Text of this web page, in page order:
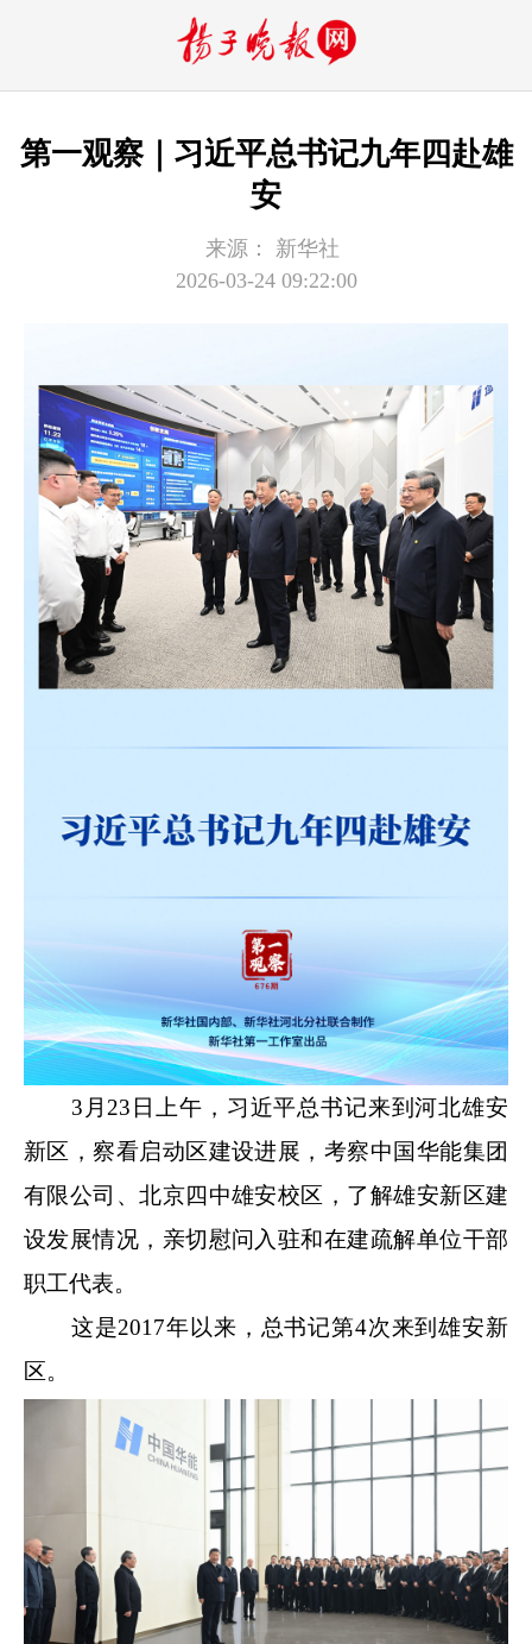
第一观察｜习近平总书记九年四赴雄
安
来源：
新华社
2026-03-24 09:22:00
3月23日上午，习近平总书记来到河北雄安
新区，察看启动区建设进展，考察中国华能集团
有限公司、北京四中雄安校区，了解雄安新区建
设发展情况，亲切慰问入驻和在建疏解单位干部
职工代表。
这是2017年以来，总书记第4次来到雄安新
区。